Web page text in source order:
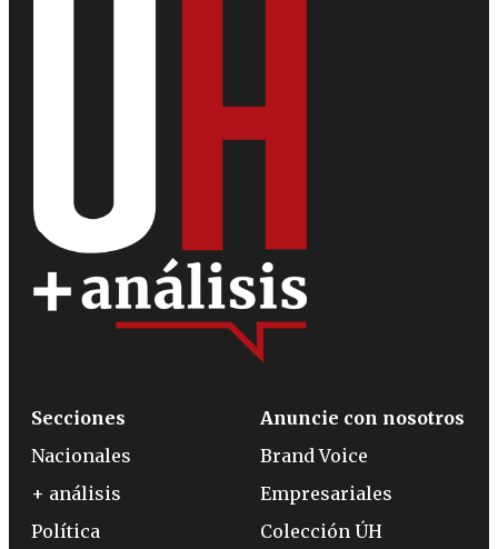
Secciones
Nacionales
+ análisis
Política
Anuncie con nosotros
Brand Voice
Empresariales
Colección ÚH